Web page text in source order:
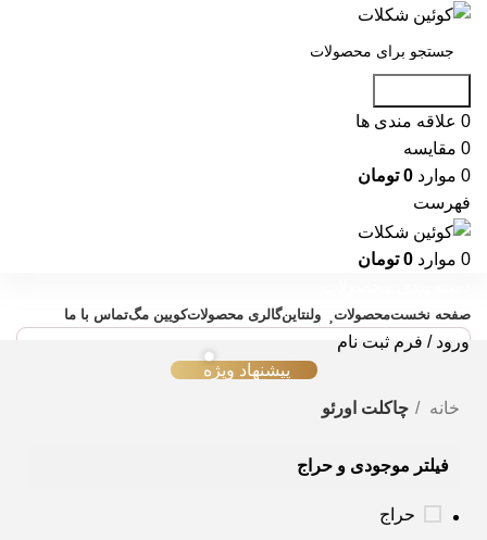
0 علاقه مندی ها
0 مقایسه
0 موارد 0 تومان
فهرست
0 موارد 0 تومان
صفحه نخستمحصولات ولنتاینگالری محصولاتکویین مگتماس با ما
ورود / فرم ثبت نام
پیشنهاد ویژه
خانه چاکلت اورئو
فیلتر موجودی و حراج
حراج